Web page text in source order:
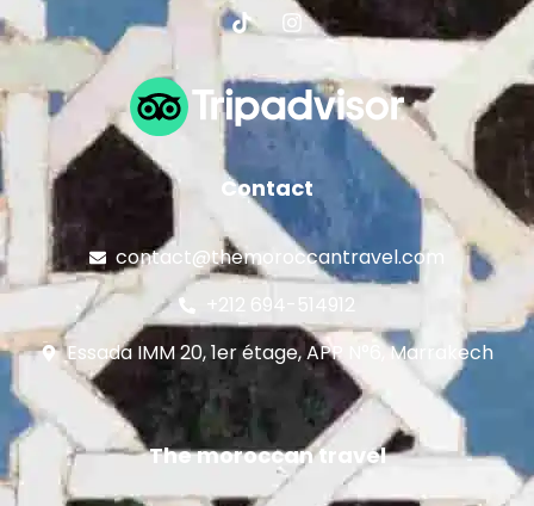
Contact
contact@themoroccantravel.com
+212 694-514912
Essada IMM 20, 1er étage, APP N°6, Marrakech
The moroccan travel